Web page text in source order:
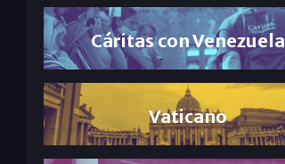
Cáritas con Venezuela
Vaticano